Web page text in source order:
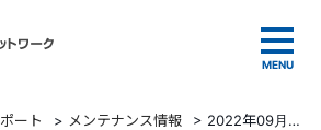
ート > メンテナンス情報 > 2022年09月21日（水）01:00～05:00 【中央区新川】